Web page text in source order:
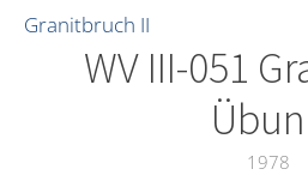
Granitbruch II
WV III-051
1978